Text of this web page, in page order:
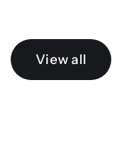
View all